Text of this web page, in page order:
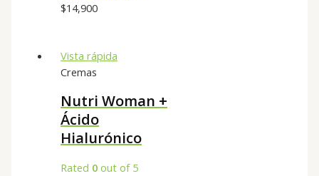
$14,900
Vista rápida
Cremas
Nutri Woman +
Ácido
Hialurónico
Rated 0 out of 5